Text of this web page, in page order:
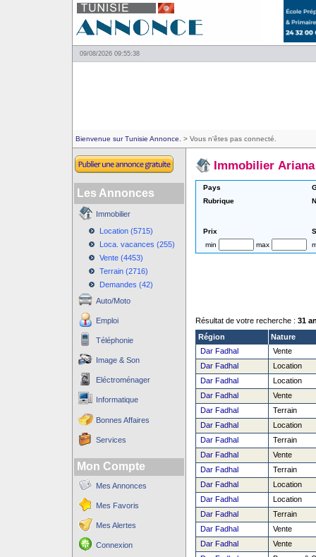
09/08/2026 09:55:38
Bienvenue sur Tunisie Annonce. > Vous n'êtes pas connecté.
Les Annonces
Immobilier
Location (5715)
Loca. vacances (255)
Vente (4453)
Terrain (2716)
Demandes (42)
Auto/Moto
Emploi
Téléphonie
Image & Son
Eléctroménager
Informatique
Bonnes Affaires
Services
Mon Compte
Mes Annonces
Mes Favoris
Mes Alertes
Connexion
Immobilier Ariana
Pays
Rubrique
Prix
min
max
Résultat de votre recherche : 31
Région
Nature
Dar Fadhal
Vente
Dar Fadhal
Location
Dar Fadhal
Location
Dar Fadhal
Vente
Dar Fadhal
Terrain
Dar Fadhal
Location
Dar Fadhal
Terrain
Dar Fadhal
Vente
Dar Fadhal
Terrain
Dar Fadhal
Location
Dar Fadhal
Location
Dar Fadhal
Terrain
Dar Fadhal
Vente
Dar Fadhal
Vente